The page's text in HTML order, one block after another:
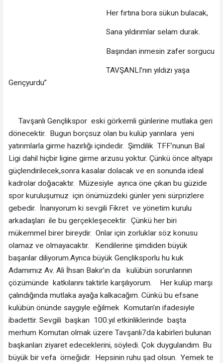
Her fırtına bora sükun bulacak,
Sana yıldırımlar selam durak.
Başından inmesin zafer sorgucu
TAVŞANLI’nın yıldızı yaşa
Gençyurdu”
Tavşanlı Gençlikspor eski görkemli günlerine mutlaka geri
dönecektir. Bugun borçsuz olan bu kulüp yarınlara yeni
yatırımlarla girme hazırlığı içindedir. Şimdilik TFF’nunun Bal
Ligi dahil hiçbir ligine girme arzusu yoktur. Çünkü önce altyapı
güçlendirilecek,sonra kasalar dolacak ve en sonunda ideal
kadrolar doğacaktır. Müzesiyle ayrıca öne çıkan bu güzide
spor kuruluşumuz için önümüzdeki günler yeni sürprizlere
gebedir. İnanıyorum ki sevgili Fikret ve yönetim kurulu
arkadaşları ile bu gerçekleşecektir. Çünkü her biri
mükemmel birer bireydir. Onlar için zorluklar söz konusu
olamaz ve olmayacaktır. Kendilerine şimdiden büyük
başarılar diliyorum.Ayrıca büyük Gençliksporlu hu kuk
Adamımız Av. Ali İhsan Bakır’ın da kulübün sorunlarının
çözümünde katkılarını taktirle karşılıyorum. Her kulüp marşı
çalındığında mutlaka ayağa kalkacağım. Cünkü bu efsane
kulübün önünde saygıyle eğilmek Komutan’ın ifadesiyle
ibadettir. Sevgili başkan 100.yıl etkinliklerinde başta
merhum Komutan olmak üzere Tavşanlı7da kabirleri bulunan
başkanları ziyaret edeceklerini, söyledi. Çok duygulandım. Bu
büyük bir vefa örneğidir. Hepsinin ruhu şad olsun. Yemek te